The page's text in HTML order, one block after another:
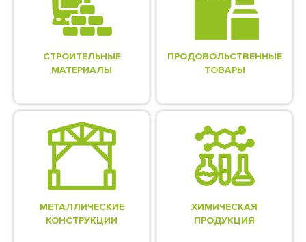
СТРОИТЕЛЬНЫЕ
МАТЕРИАЛЫ
ПРОДОВОЛЬСТВЕННЫЕ
ТОВАРЫ
МЕТАЛЛИЧЕСКИЕ
КОНСТРУКЦИИ
ХИМИЧЕСКАЯ
ПРОДУКЦИЯ